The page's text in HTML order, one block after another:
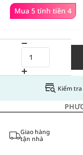
Mua 5 tính tiền 4
Kiểm
Giao hàng
tận nhà